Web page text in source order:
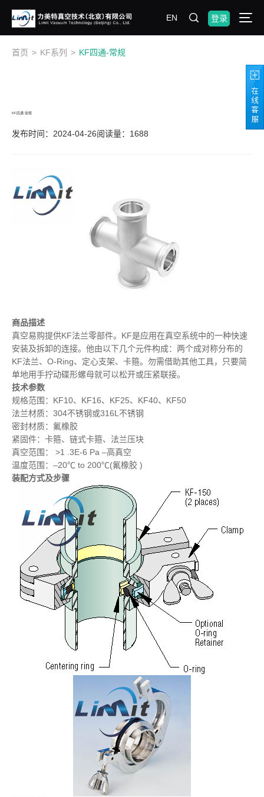
EN 登录
首页 > KF系列 > KF四通-常规
KF四通-常规
发布时间：2024-04-26阅读量：1688
商品描述
真空易购提供KF法兰零部件。KF是应用在真空系统中的一种快速
安装及拆卸的连接。他由以下几个元件构成：两个成对称分布的
KF法兰、O-Ring、定心支架、卡箍。勿需借助其他工具，只要简
单地用手拧动碟形螺母就可以松开或压紧联接。
技术参数
规格范围：KF10、KF16、KF25、KF40、KF50
法兰材质：304不锈钢或316L不锈钢
密封材质：氟橡胶
紧固件：卡箍、链式卡箍、法兰压块
真空范围： >1 .3E-6 Pa –高真空
温度范围：–20℃ to 200℃(氟橡胶 )
装配方式及步骤